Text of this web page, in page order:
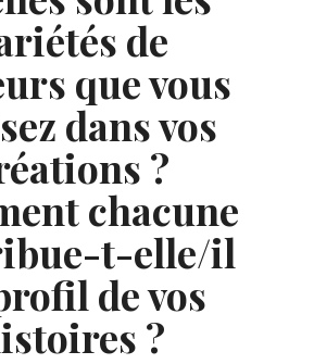
de
que vous
dans vos
?
chacune
t-elle/il
de vos
?